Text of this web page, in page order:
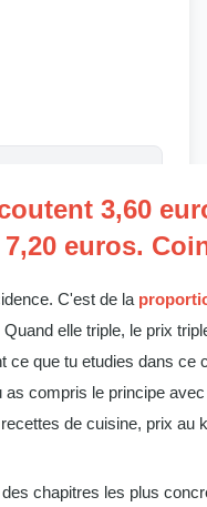
3,60
euros.
C'est de la
elle triple, le prix
ce que tu etudies dans ce
as compris le principe
de cuisine, prix au
chapitres les plus